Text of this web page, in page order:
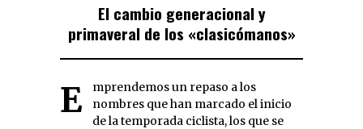
El cambio generacional y
primaveral de los «clasicómanos»
Emprendemos un repaso a los
nombres que han marcado el inicio
de la temporada ciclista, los que se